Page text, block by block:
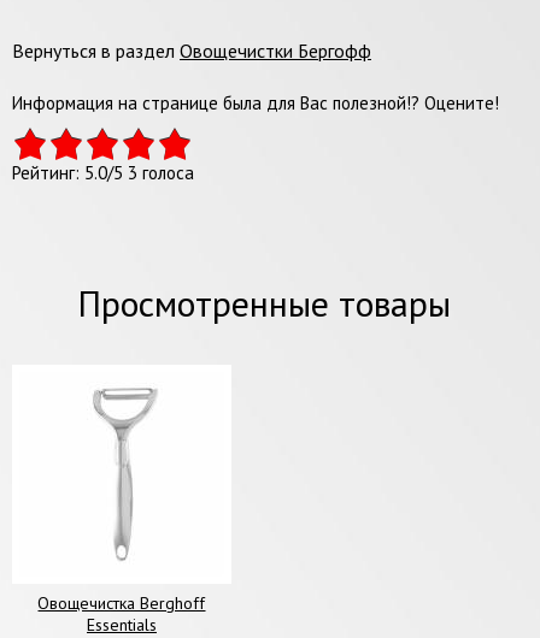
Вернуться в раздел Овощечистки Бергофф
Информация на странице была для Вас полезной!? Оцените!
Рейтинг: 5.0/5 3 голоса
Просмотренные товары
Овощечистка Berghoff
Essentials